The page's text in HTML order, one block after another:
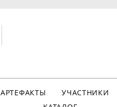
АРТЕФАКТЫ
УЧАСТНИКИ